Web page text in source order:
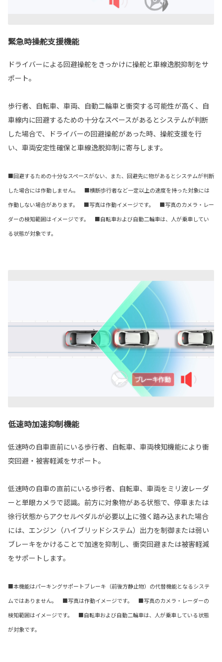
緊急時操舵支援機能
ドライバーによる回避操舵をきっかけに操舵と車線逸脱抑制をサ
ポート。
歩行者、自転車、車両、自動二輪車と衝突する可能性が高く、自
車線内に回避するための十分なスペースがあるとシステムが判断
した場合で、ドライバーの回避操舵があった時、操舵支援を行
い、車両安定性確保と車線逸脱抑制に寄与します。
■回避するための十分なスペースがない、また、回避先に物があるとシステムが判断
した場合には作動しません。 ■横断歩行者など一定以上の速度を持った対象には
作動しない場合があります。 ■写真は作動イメージです。 ■写真のカメラ・レー
ダーの検知範囲はイメージです。 ■自転車および自動二輪車は、人が乗車してい
る状態が対象です。
低速時加速抑制機能
低速時の自車直前にいる歩行者、自転車、車両検知機能により衝
突回避・被害軽減をサポート。
低速時の自車の直前にいる歩行者、自転車、車両をミリ波レーダ
ーと単眼カメラで認識。前方に対象物がある状態で、停車または
徐行状態からアクセルペダルが必要以上に強く踏み込まれた場合
には、エンジン（ハイブリッドシステム）出力を制御または弱い
ブレーキをかけることで加速を抑制し、衝突回避または被害軽減
をサポートします。
■本機能はパーキングサポートブレーキ（前後方静止物）の代替機能となるシステ
ムではありません。 ■写真は作動イメージです。 ■写真のカメラ・レーダーの
検知範囲はイメージです。 ■自転車および自動二輪車は、人が乗車している状態
が対象です。